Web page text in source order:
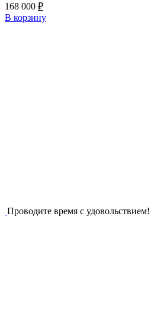
168 000 ₽
В корзину
Проводите время с удовольствием!